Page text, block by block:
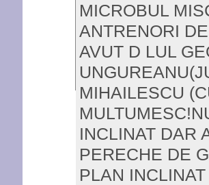
MICROBUL
ANTRENORI
AVUT D LUL
MIHAILESCU
INCLINAT DAR
PERECHE DE
PLAN